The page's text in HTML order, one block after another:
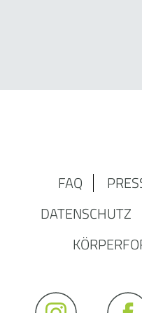
FAQ
DATENSCHUTZ